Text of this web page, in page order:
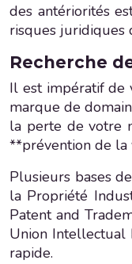
des antériorités
risques juridiques
Recherche
Il est impératif de
marque de
la perte de votre
**prévention de la
Plusieurs bases
la Propriété
Patent and
Union Intellectual
rapide.